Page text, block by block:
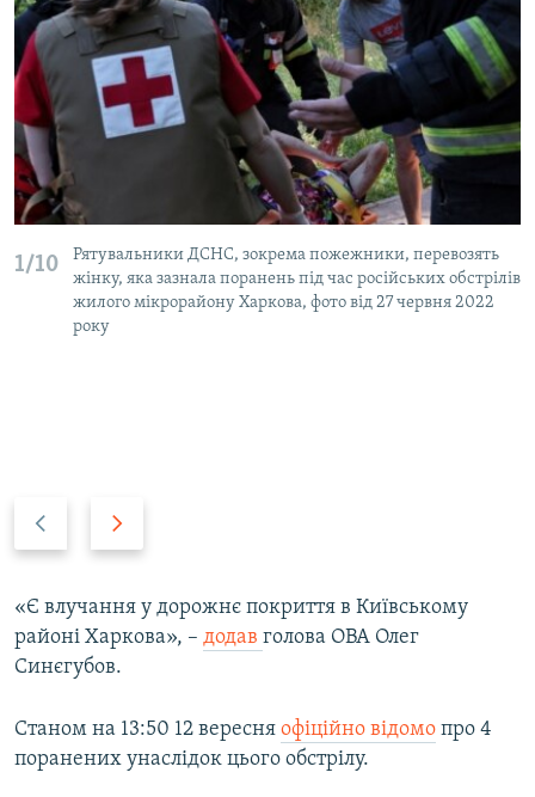
1/10
Рятувальники ДСНС, зокрема пожежники, перевозять
жінку, яка зазнала поранень під час російських обстрілів
жилого мікрорайону Харкова, фото від 27 червня 2022
року
v
i
o
s
s
t
s
l
d
e
«Є влучання у дорожнє покриття в Київському
районі Харкова», – додав голова ОВА Олег
Синєгубов.
Станом на 13:50 12 вересня офіційно відомо про 4
поранених унаслідок цього обстрілу.